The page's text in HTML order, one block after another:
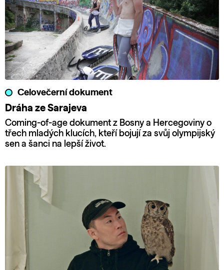
Celovečerní dokument
Dráha ze Sarajeva
Coming-of-age dokument z Bosny a Hercegoviny o
třech mladých klucích, kteří bojují za svůj olympijský
sen a šanci na lepší život.